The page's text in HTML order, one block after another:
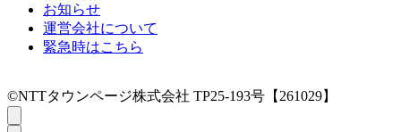
お知らせ
運営会社について
緊急時はこちら
©NTTタウンページ株式会社 TP25-193号【261029】